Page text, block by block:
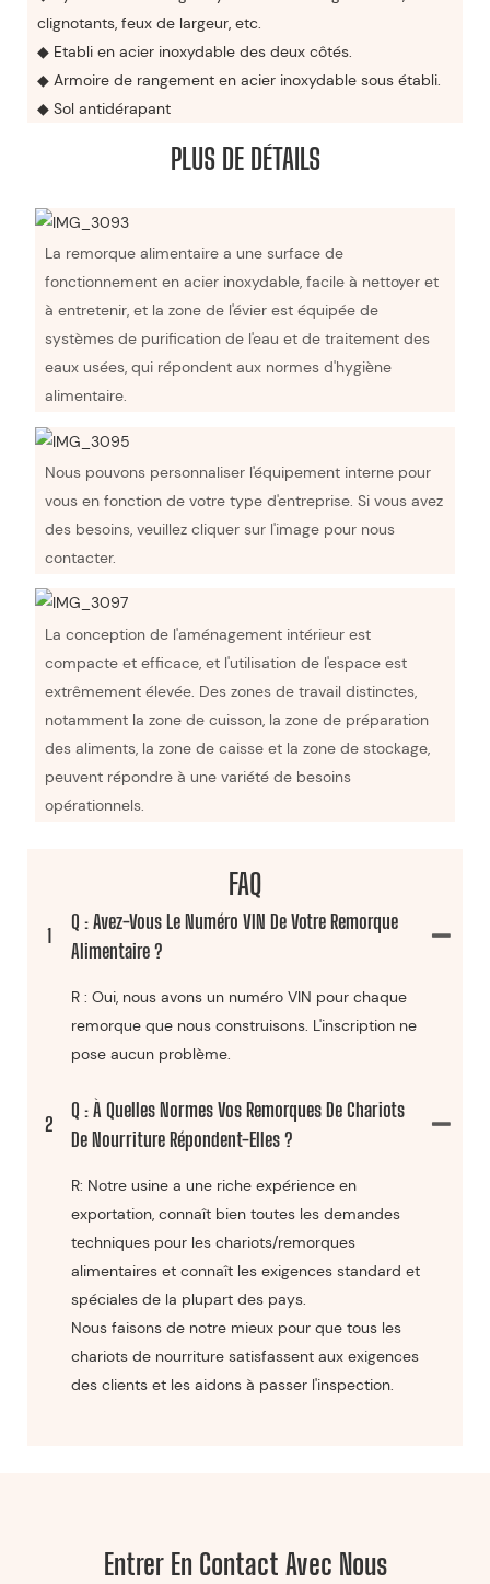
clignotants, feux de largeur, etc.
◆ Etabli en acier inoxydable des deux côtés.
◆ Armoire de rangement en acier inoxydable sous établi.
◆ Sol antidérapant
PLUS DE DÉTAILS
La remorque alimentaire a une surface de
fonctionnement en acier inoxydable, facile à nettoyer et
à entretenir, et la zone de l'évier est équipée de
systèmes de purification de l'eau et de traitement des
eaux usées, qui répondent aux normes d'hygiène
alimentaire.
Nous pouvons personnaliser l'équipement interne pour
vous en fonction de votre type d'entreprise. Si vous avez
des besoins, veuillez cliquer sur l'image pour nous
contacter.
La conception de l'aménagement intérieur est
compacte et efficace, et l'utilisation de l'espace est
extrêmement élevée. Des zones de travail distinctes,
notamment la zone de cuisson, la zone de préparation
des aliments, la zone de caisse et la zone de stockage,
peuvent répondre à une variété de besoins
opérationnels.
FAQ
1
Q : Avez-Vous Le Numéro VIN De Votre Remorque
Alimentaire ?
R : Oui, nous avons un numéro VIN pour chaque
remorque que nous construisons. L'inscription ne
pose aucun problème.
2
Q : À Quelles Normes Vos Remorques De Chariots
De Nourriture Répondent-Elles ?
R: Notre usine a une riche expérience en
exportation, connaît bien toutes les demandes
techniques pour les chariots/remorques
alimentaires et connaît les exigences standard et
spéciales de la plupart des pays.
Nous faisons de notre mieux pour que tous les
chariots de nourriture satisfassent aux exigences
des clients et les aidons à passer l'inspection.
Entrer En Contact Avec Nous